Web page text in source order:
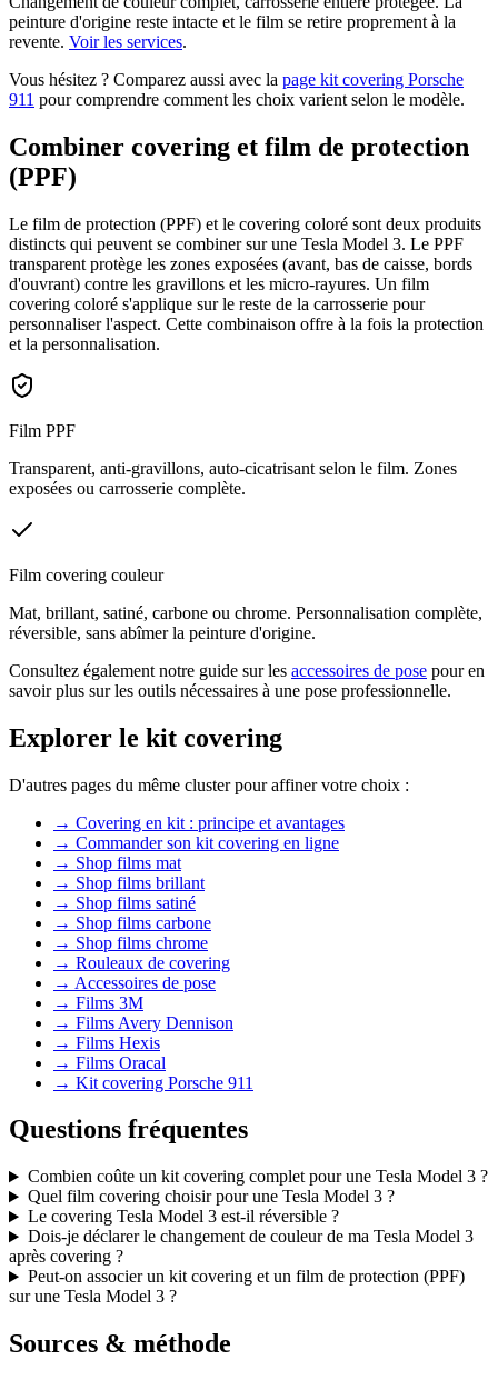
peinture d'origine reste intacte et le film se retire proprement à la
revente. Voir les services.
Vous hésitez ? Comparez aussi avec la page kit covering Porsche
911 pour comprendre comment les choix varient selon le modèle.
Combiner covering et film de protection
(PPF)
Le film de protection (PPF) et le covering coloré sont deux produits
distincts qui peuvent se combiner sur une Tesla Model 3. Le PPF
transparent protège les zones exposées (avant, bas de caisse, bords
d'ouvrant) contre les gravillons et les micro-rayures. Un film
covering coloré s'applique sur le reste de la carrosserie pour
personnaliser l'aspect. Cette combinaison offre à la fois la protection
et la personnalisation.
Film PPF
Transparent, anti-gravillons, auto-cicatrisant selon le film. Zones
exposées ou carrosserie complète.
Film covering couleur
Mat, brillant, satiné, carbone ou chrome. Personnalisation complète,
réversible, sans abîmer la peinture d'origine.
Consultez également notre guide sur les accessoires de pose pour en
savoir plus sur les outils nécessaires à une pose professionnelle.
Explorer le kit covering
D'autres pages du même cluster pour affiner votre choix :
→ Covering en kit : principe et avantages
→ Commander son kit covering en ligne
→ Shop films mat
→ Shop films brillant
→ Shop films satiné
→ Shop films carbone
→ Shop films chrome
→ Rouleaux de covering
→ Accessoires de pose
→ Films 3M
→ Films Avery Dennison
→ Films Hexis
→ Films Oracal
→ Kit covering Porsche 911
Questions fréquentes
Combien coûte un kit covering complet pour une Tesla Model 3 ?
Quel film covering choisir pour une Tesla Model 3 ?
Le covering Tesla Model 3 est-il réversible ?
Dois-je déclarer le changement de couleur de ma Tesla Model 3
après covering ?
Peut-on associer un kit covering et un film de protection (PPF)
sur une Tesla Model 3 ?
Sources & méthode